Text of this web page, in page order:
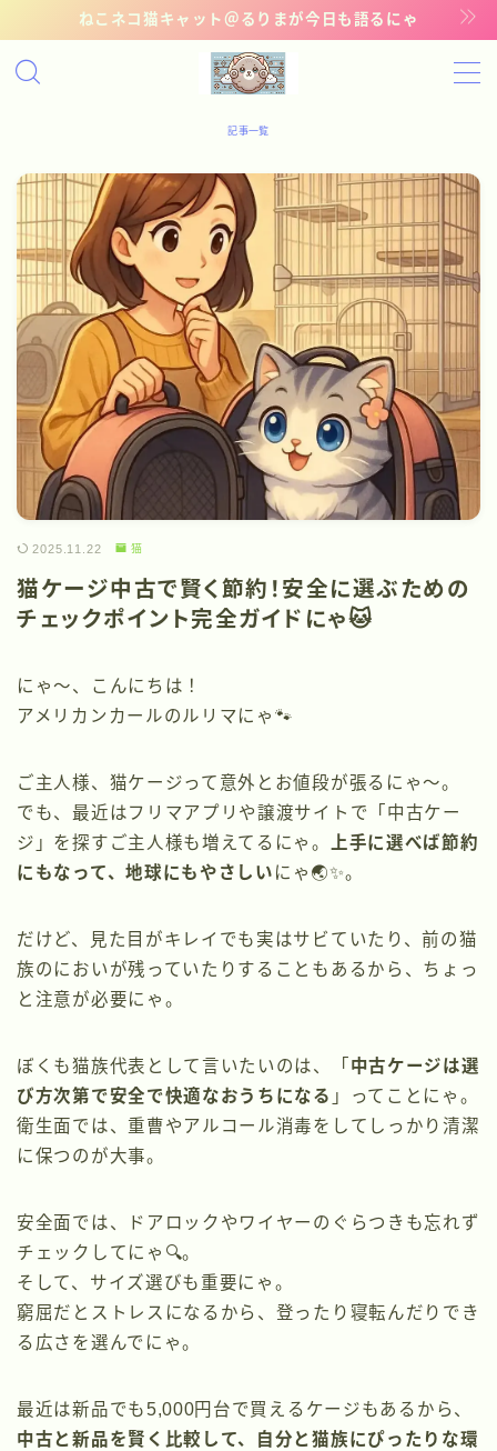
ねこネコ猫キャット＠るりまが今日も語るにゃ
MENU
管理猫ギャラリー
お問い合わせ
記事一覧
2025.11.22 猫
猫ケージ中古で賢く節約！安全に選ぶための
チェックポイント完全ガイドにゃ🐱
にゃ〜、こんにちは！
アメリカンカールのルリマにゃ🐾
ご主人様、猫ケージって意外とお値段が張るにゃ〜。
でも、最近はフリマアプリや譲渡サイトで「中古ケー
ジ」を探すご主人様も増えてるにゃ。
上手に選べば節約
にもなって、地球にもやさしい にゃ🌏✨。
だけど、見た目がキレイでも実はサビていたり、前の猫
族のにおいが残っていたりすることもあるから、ちょっ
と注意が必要にゃ。
ぼくも猫族代表として言いたいのは、「 中古ケージは選
び方次第で安全で快適なおうちになる 」ってことにゃ。
衛生面では、重曹やアルコール消毒をしてしっかり清潔
に保つのが大事。
安全面では、ドアロックやワイヤーのぐらつきも忘れず
チェックしてにゃ🔍。
そして、サイズ選びも重要にゃ。
窮屈だとストレスになるから、登ったり寝転んだりでき
る広さを選んでにゃ。
最近は新品でも5,000円台で買えるケージもあるから、
中古と新品を賢く比較して、自分と猫族にぴったりな環